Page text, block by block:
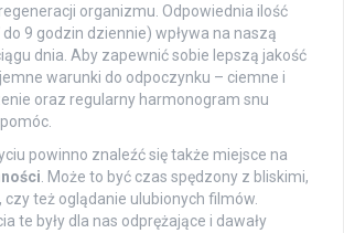
organizmu. Odpowiednia ilość
9 godzin dziennie) wpływa na naszą
dnia. Aby zapewnić sobie lepszą jakość
warunki do odpoczynku – ciemne i
oraz regularny harmonogram snu
powinno znaleźć się także miejsce na
. Może to być czas spędzony z bliskimi,
czy też oglądanie ulubionych filmów.
te były dla nas odprężające i dawały